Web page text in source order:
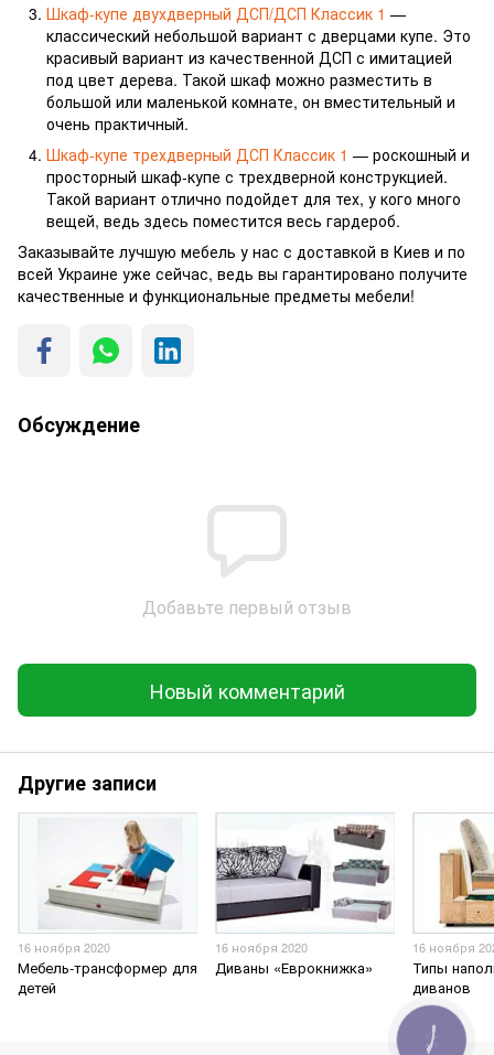
Шкаф-купе двухдверный ДСП/ДСП Классик 1 —
классический небольшой вариант с дверцами купе. Это
красивый вариант из качественной ДСП с имитацией
под цвет дерева. Такой шкаф можно разместить в
большой или маленькой комнате, он вместительный и
очень практичный.
Шкаф-купе трехдверный ДСП Классик 1 — роскошный и
просторный шкаф-купе с трехдверной конструкцией.
Такой вариант отлично подойдет для тех, у кого много
вещей, ведь здесь поместится весь гардероб.
Заказывайте лучшую мебель у нас с доставкой в Киев и по
всей Украине уже сейчас, ведь вы гарантировано получите
качественные и функциональные предметы мебели!
Обсуждение
Добавьте первый отзыв
Новый комментарий
Другие записи
16 ноября 2020
Мебель-трансформер для
детей
16 ноября 2020
Диваны «Еврокнижка»
16 ноября
Типы
диванов
КНОПКА
ЗВ'ЯЗКУ